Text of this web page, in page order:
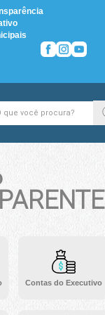
Contas do Executivo